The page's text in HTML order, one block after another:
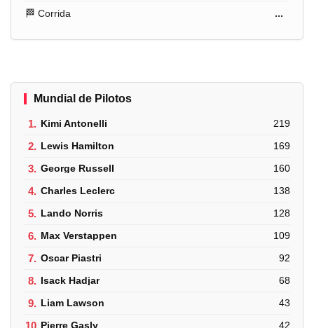
🏁 Corrida ...
Mundial de Pilotos
1. Kimi Antonelli 219
2. Lewis Hamilton 169
3. George Russell 160
4. Charles Leclerc 138
5. Lando Norris 128
6. Max Verstappen 109
7. Oscar Piastri 92
8. Isack Hadjar 68
9. Liam Lawson 43
10.Pierre Gasly 42